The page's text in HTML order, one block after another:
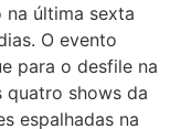
na última sexta
O evento
para o desfile na
quatro shows da
espalhadas na